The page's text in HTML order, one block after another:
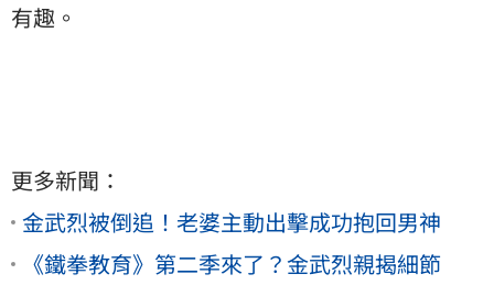
有趣。
更多新聞：
金武烈被倒追！老婆主動出擊成功抱回男神
《鐵拳教育》第二季來了？金武烈親揭細節